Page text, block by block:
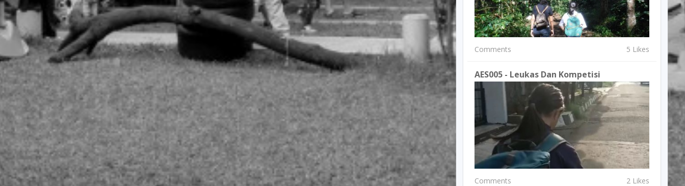
Comments 5 Likes
AES005 - Leukas Dan Kompetisi
Comments 2 Likes